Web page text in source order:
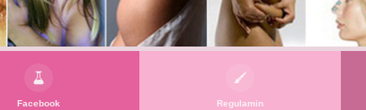
Facebook Regulamin